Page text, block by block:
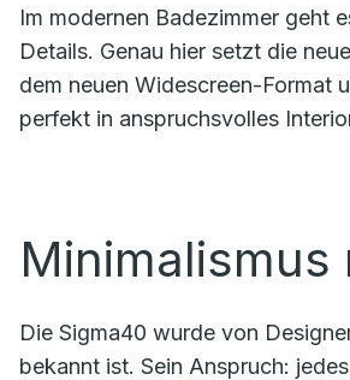
Im modernen Badezimmer geht
Details. Genau hier setzt die
dem neuen Widescreen-Format
perfekt in anspruchsvolles
Die Sigma40 wurde von
bekannt ist. Sein Anspruch: